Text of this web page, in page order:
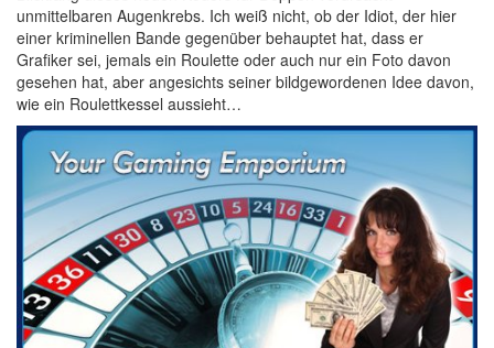
unmittelbaren Augenkrebs. Ich weiß nicht, ob der Idiot, der hier
einer kriminellen Bande gegenüber behauptet hat, dass er
Grafiker sei, jemals ein Roulette oder auch nur ein Foto davon
gesehen hat, aber angesichts seiner bildgewordenen Idee davon,
wie ein Roulettkessel aussieht…